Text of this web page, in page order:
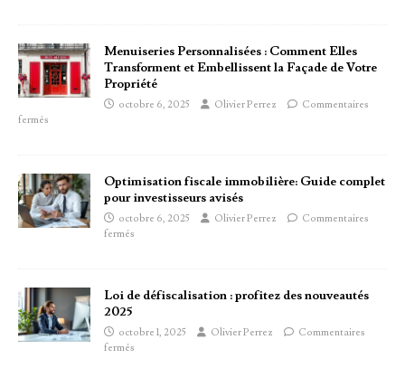
Menuiseries Personnalisées : Comment Elles
Transforment et Embellissent la Façade de Votre
Propriété
octobre 6, 2025 Olivier Perrez
Commentaires
fermés
Optimisation fiscale immobilière: Guide complet
pour investisseurs avisés
octobre 6, 2025 Olivier Perrez
Commentaires
fermés
Loi de défiscalisation : profitez des nouveautés
2025
octobre 1, 2025 Olivier Perrez
Commentaires
fermés